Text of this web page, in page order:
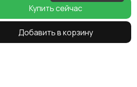
Купить сейчас
Добавить в корзину